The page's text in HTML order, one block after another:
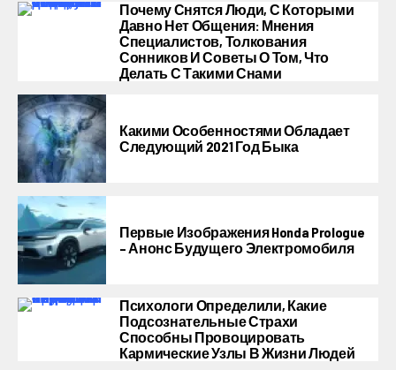
Почему Снятся Люди, С Которыми
Давно Нет Общения: Мнения
Специалистов, Толкования
Сонников И Советы О Том, Что
Делать С Такими Снами
Какими Особенностями Обладает
Следующий 2021 Год Быка
Первые Изображения Honda Prologue
– Анонс Будущего Электромобиля
Психологи Определили, Какие
Подсознательные Страхи
Способны Провоцировать
Кармические Узлы В Жизни Людей